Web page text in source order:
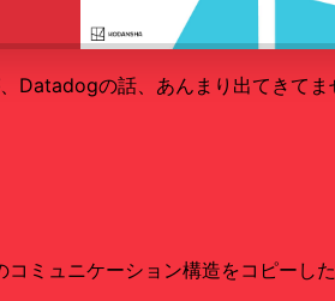
Datadogの話、あんまり出てき
ミュニケーション構造をコピーし